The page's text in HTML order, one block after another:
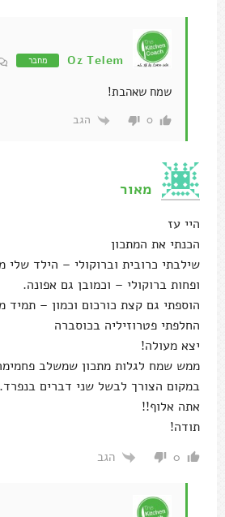
Oz Telem מחבר
שמח שאהבת!
0 הגב
מאור
היי עז
הכנתי את המתכון
שילבתי כרובית וברוקולי – הילד שלי
ופחות ברוקולי – וכמובן גם אפונה.
הוספתי גם קצת כורכום וכמון – תמיד
החלפתי פטרוזיליה בכוסברה
יצא מעולה!
ממש שמח לגלות מתכון שמשלב
במקום הצורך לבשל שני דברים בנפרד.
אתה אלוף!!
תודה!
0 הגב